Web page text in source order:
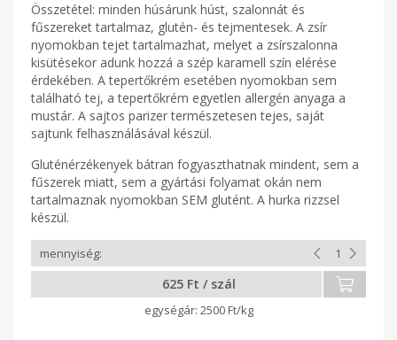
Összetétel: minden húsárunk húst, szalonnát és
fűszereket tartalmaz, glutén- és tejmentesek. A zsír
nyomokban tejet tartalmazhat, melyet a zsírszalonna
kisütésekor adunk hozzá a szép karamell szín elérése
érdekében. A tepertőkrém esetében nyomokban sem
található tej, a tepertőkrém egyetlen allergén anyaga a
mustár. A sajtos parizer természetesen tejes, saját
sajtunk felhasználásával készül.
Gluténérzékenyek bátran fogyaszthatnak mindent, sem a
fűszerek miatt, sem a gyártási folyamat okán nem
tartalmaznak nyomokban SEM glutént. A hurka rizzsel
készül.
625 Ft / szál
2500 Ft/kg